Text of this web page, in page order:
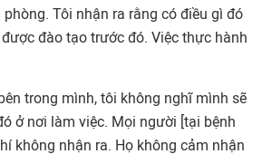
Tôi nhận ra rằng có điều gì đó
đào tạo trước đó. Việc thực hành
trong mình, tôi không nghĩ mình sẽ
ở nơi làm việc. Mọi người [tại bệnh
không nhận ra. Họ không cảm nhận